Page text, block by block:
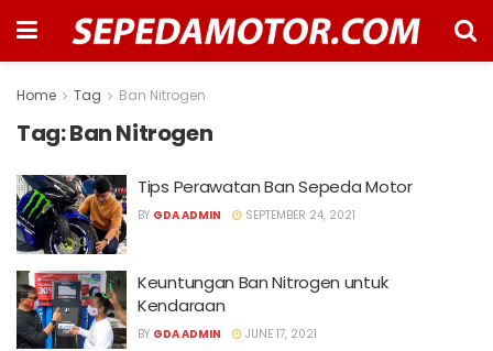
Home Tag Ban Nitrogen
Tag:Ban Nitrogen
Tips Perawatan Ban Sepeda Motor
BY GDA ADMIN SEPTEMBER 24, 2021
Keuntungan Ban Nitrogen untuk
Kendaraan
BY GDA ADMIN JUNE 17, 2021